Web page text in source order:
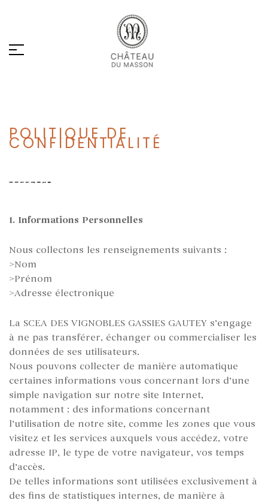
POLITIQUE DE
CONFIDENTIALITÉ
1. Informations Personnelles
Nous collectons les renseignements suivants :
>Nom
>Prénom
>Adresse électronique
La SCEA DES VIGNOBLES GASSIES GAUTEY s’engage
à ne pas transférer, échanger ou commercialiser les
données de ses utilisateurs.
Nous pouvons collecter de manière automatique
certaines informations vous concernant lors d’une
simple navigation sur notre site Internet,
notamment : des informations concernant
l’utilisation de notre site, comme les zones que vous
visitez et les services auxquels vous accédez, votre
adresse IP, le type de votre navigateur, vos temps
d’accès.
De telles informations sont utilisées exclusivement à
des fins de statistiques internes, de manière à